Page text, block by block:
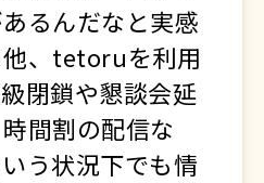
るんだなと実感
他、tetoruを利用
閉鎖や懇談会延
間割の配信な
う状況下でも情